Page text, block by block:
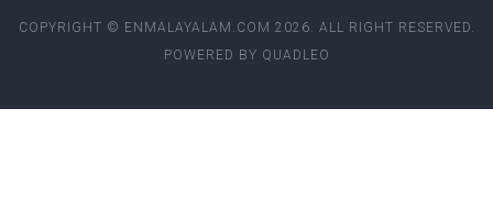
COPYRIGHT © ENMALAYALAM.COM 2026. ALL RIGHT RESERVED.
POWERED BY QUADLEO